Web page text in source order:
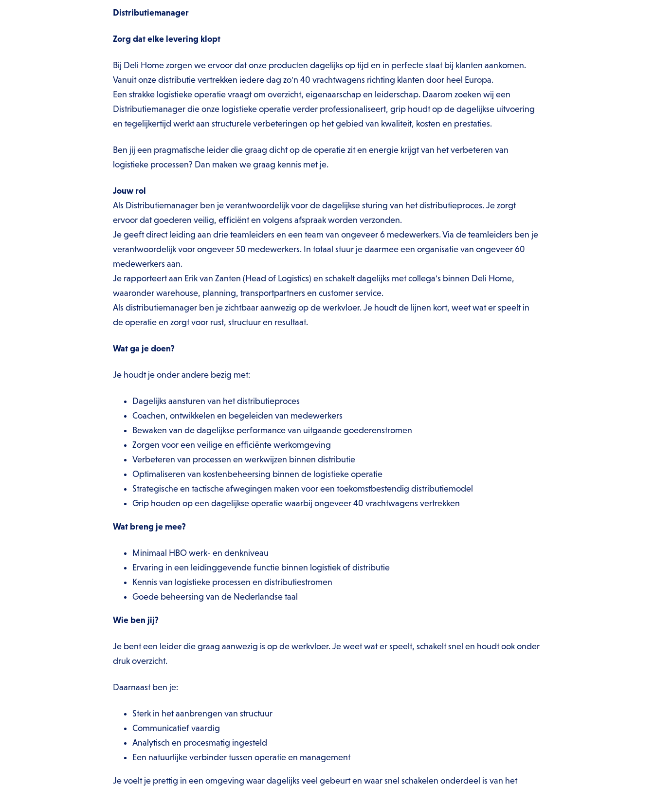
Distributiemanager
Zorg dat elke levering klopt
Bij Deli Home zorgen we ervoor dat onze producten dagelijks op tijd en in perfecte staat bij klanten aankomen.
Vanuit onze distributie vertrekken iedere dag zo'n 40 vrachtwagens richting klanten door heel Europa.
Een strakke logistieke operatie vraagt om overzicht, eigenaarschap en leiderschap. Daarom zoeken wij een
Distributiemanager die onze logistieke operatie verder professionaliseert, grip houdt op de dagelijkse uitvoering
en tegelijkertijd werkt aan structurele verbeteringen op het gebied van kwaliteit, kosten en prestaties.
Ben jij een pragmatische leider die graag dicht op de operatie zit en energie krijgt van het verbeteren van
logistieke processen? Dan maken we graag kennis met je.
Jouw rol
Als Distributiemanager ben je verantwoordelijk voor de dagelijkse sturing van het distributieproces. Je zorgt
ervoor dat goederen veilig, efficiënt en volgens afspraak worden verzonden.
Je geeft direct leiding aan drie teamleiders en een team van ongeveer 6 medewerkers. Via de teamleiders ben je
verantwoordelijk voor ongeveer 50 medewerkers. In totaal stuur je daarmee een organisatie van ongeveer 60
medewerkers aan.
Je rapporteert aan Erik van Zanten (Head of Logistics) en schakelt dagelijks met collega's binnen Deli Home,
waaronder warehouse, planning, transportpartners en customer service.
Als distributiemanager ben je zichtbaar aanwezig op de werkvloer. Je houdt de lijnen kort, weet wat er speelt in
de operatie en zorgt voor rust, structuur en resultaat.
Wat ga je doen?
Je houdt je onder andere bezig met:
Dagelijks aansturen van het distributieproces
Coachen, ontwikkelen en begeleiden van medewerkers
Bewaken van de dagelijkse performance van uitgaande goederenstromen
Zorgen voor een veilige en efficiënte werkomgeving
Verbeteren van processen en werkwijzen binnen distributie
Optimaliseren van kostenbeheersing binnen de logistieke operatie
Strategische en tactische afwegingen maken voor een toekomstbestendig distributiemodel
Grip houden op een dagelijkse operatie waarbij ongeveer 40 vrachtwagens vertrekken
Wat breng je mee?
Minimaal HBO werk- en denkniveau
Ervaring in een leidinggevende functie binnen logistiek of distributie
Kennis van logistieke processen en distributiestromen
Goede beheersing van de Nederlandse taal
Wie ben jij?
Je bent een leider die graag aanwezig is op de werkvloer. Je weet wat er speelt, schakelt snel en houdt ook onder
druk overzicht.
Daarnaast ben je:
Sterk in het aanbrengen van structuur
Communicatief vaardig
Analytisch en procesmatig ingesteld
Een natuurlijke verbinder tussen operatie en management
Je voelt je prettig in een omgeving waar dagelijks veel gebeurt en waar snel schakelen onderdeel is van het